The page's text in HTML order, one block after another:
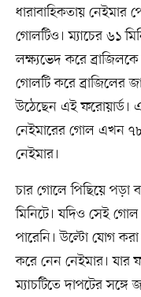
ধারাবাহিকতায় নেইমার
গোলটিও। ম্যাচের ৬১
লক্ষ্যভেদ করে
গোলটি করে ব্রাজিলের
উঠেছেন এই ফরোয়ার্ড।
নেইমারের গোল এখন
নেইমার।
চার গোলে পিছিয়ে পড়া
মিনিটে। যদিও সেই
পারেনি। উল্টো যোগ
করে নেন নেইমার। যার
ম্যাচটিতে দাপটের সঙ্গে